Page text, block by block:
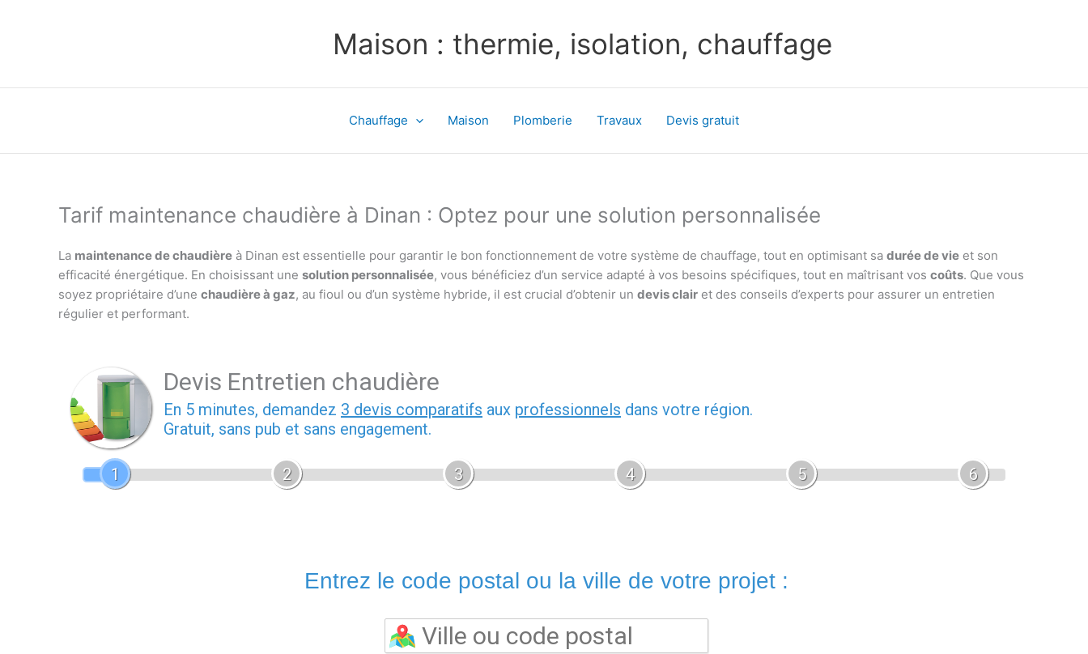
Maison : thermie, isolation, chauffage
Chauffage Maison Plomberie Travaux Devis gratuit
Tarif maintenance chaudière à Dinan : Optez pour une solution personnalisée
La maintenance de chaudière à Dinan est essentielle pour garantir le bon fonctionnement de votre système de chauffage, tout en optimisant sa durée de vie et son
efficacité énergétique. En choisissant une solution personnalisée, vous bénéficiez d’un service adapté à vos besoins spécifiques, tout en maîtrisant vos coûts. Que vous
soyez propriétaire d’une chaudière à gaz, au fioul ou d’un système hybride, il est crucial d’obtenir un devis clair et des conseils d’experts pour assurer un entretien
régulier et performant.
Devis Entretien chaudière
En 5 minutes, demandez 3 devis comparatifs aux professionnels dans votre région.
Gratuit, sans pub et sans engagement.
1 2 3 4 5 6
Entrez le code postal ou la ville de votre projet :